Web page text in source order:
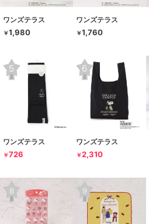
ワンズテラス
￥1,980
ワンズテラス
￥1,760
ワンズテラス
￥726
ワンズテラス
￥2,310